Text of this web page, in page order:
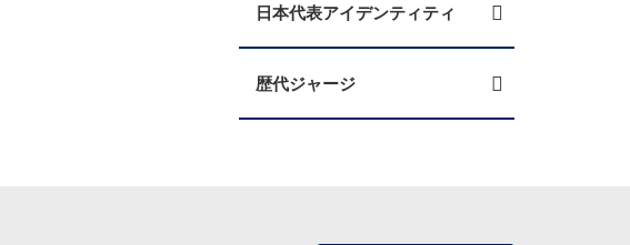
日本代表アイデンティティ
歴代ジャージ